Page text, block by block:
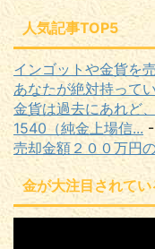
人気記事TOP5
インゴットや金貨を
あなたが絶対持って
金貨は過去にあれど
1540（純金上場信...
売却金額２００万円
金が大注目されてい